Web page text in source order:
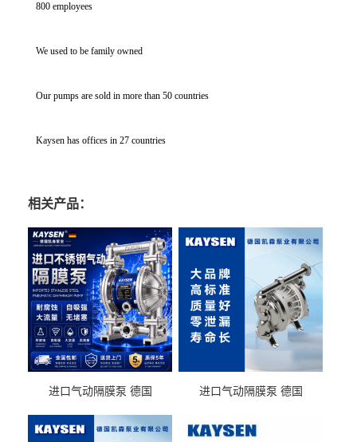
800 employees
We used to be family owned
Our pumps are sold in more than 50 countries
Kaysen has offices in 27 countries
相关产品：
进口气动隔膜泵 德国
送气动泵
进口气动隔膜泵 德国
输送